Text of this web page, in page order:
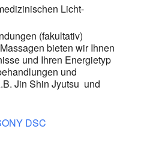
Licht-
(fakultativ)
bieten wir Ihnen
und Ihren Energietyp
und
Jin Shin Jyutsu und